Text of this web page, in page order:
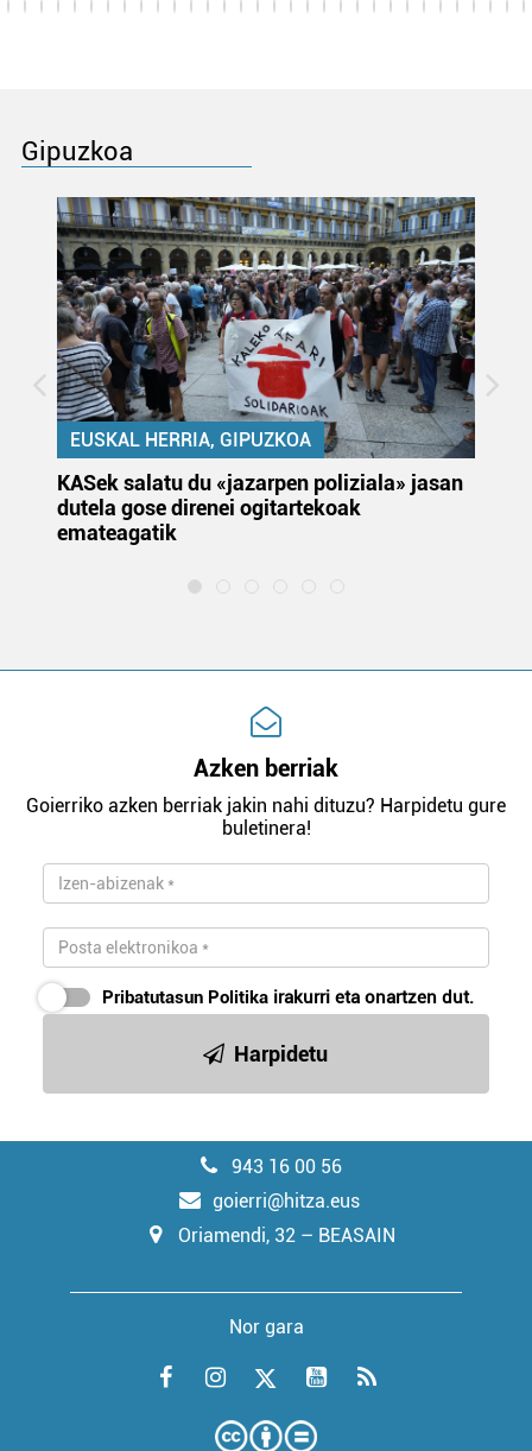
Gipuzkoa
EUSKAL HERRIA, GIPUZKOA
KASek salatu du «jazarpen poliziala» jasan
dutela gose direnei ogitartekoak
emateagatik
Azken berriak
Goierriko azken berriak jakin nahi dituzu? Harpidetu gure
buletinera!
Pribatutasun Politika irakurri eta onartzen dut.
Harpidetu
943 16 00 56
goierri@hitza.eus
Oriamendi, 32 – BEASAIN
Nor gara